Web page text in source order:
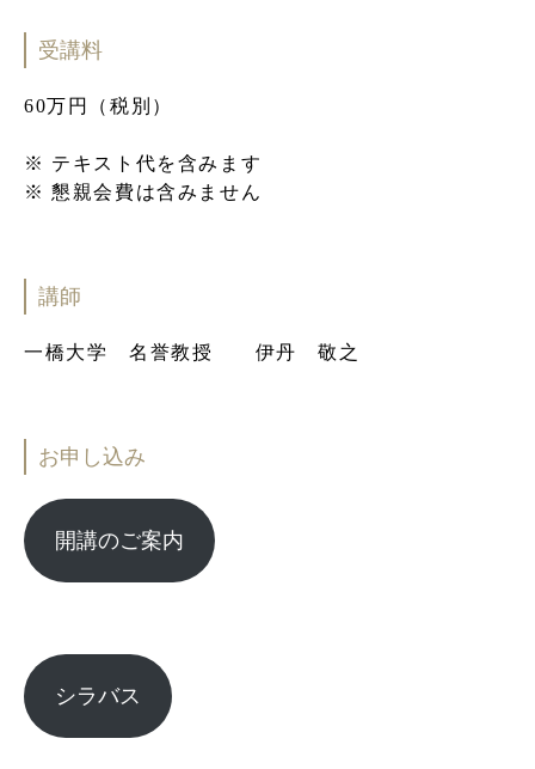
受講料
60万円（税別）
※ テキスト代を含みます
※ 懇親会費は含みません
講師
一橋大学 名誉教授 伊丹 敬之
お申し込み
開講のご案内
シラバス